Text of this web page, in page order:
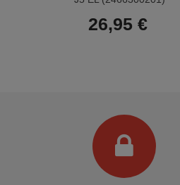
26,95 €
Terminal de consulta
○ Motor activo -
Correa lavadora BOSCH 288 3PJ